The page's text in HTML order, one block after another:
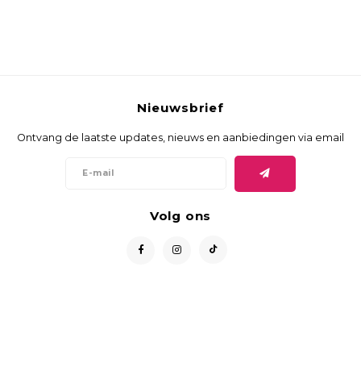
Nieuwsbrief
Ontvang de laatste updates, nieuws en aanbiedingen via email
Volg ons